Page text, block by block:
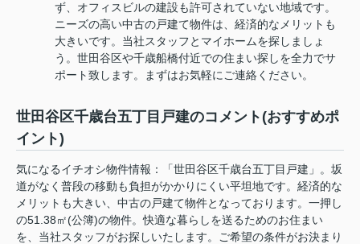
ず、オフィスビルの建設も許可されていない地域です。
ニーズの高い中古の戸建て物件は、経済的なメリットも
大きいです。当社スタッフとマイホームを探しましょ
う。世田谷区や千歳船橋付近での住まい探しを全力でサ
ポート致します。まずはお気軽にご連絡ください。
世田谷区千歳台五丁目戸建のコメント(おすすめポ
イント)
気になるイチオシ物件情報：「世田谷区千歳台五丁目戸建」。坂
道がなく普段の移動も負担がかかりにくい平坦地です。経済的な
メリットも大きい、中古の戸建て物件となっております。一押し
の51.38㎡(公簿)の物件。快適な暮らしを送るためのお住まい
を、当社スタッフがお探しいたします。ご希望の条件がお決まり